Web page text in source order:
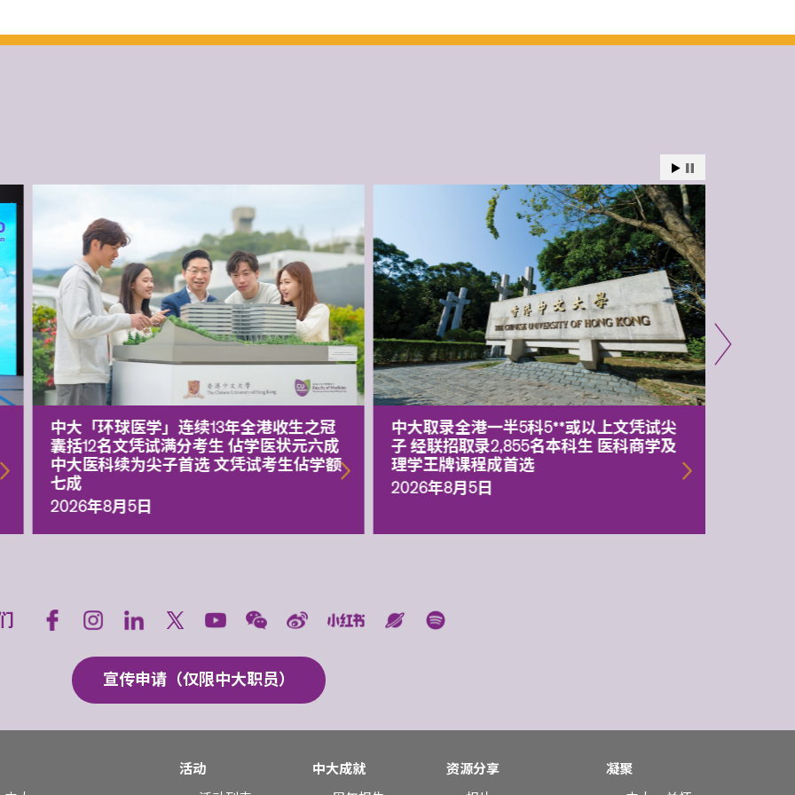
中大「环球医学」连续13年全港收生之冠
囊括12名文凭试满分考生 佔学医状元六成
中大医科续为尖子首选 文凭试考生佔学额
七成
2026年8月5日
中大取录全港一半5科5**或以上文凭试尖
子 经联招取录2,855名本科生 医科商学及
理学王牌课程成首选
2026年8月5日
宣传申请（仅限中大职员）
活动
中大成就
资源分享
凝聚